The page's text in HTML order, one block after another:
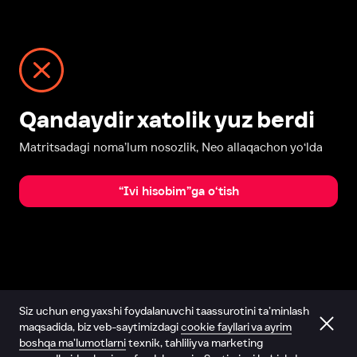
Qandaydir xatolik yuz berdi
Matritsadagi noma’lum nosozlik, Neo allaqachon yo‘lda
“Ivi hisobim”ga o‘tish
Siz uchun eng yaxshi foydalanuvchi taassurotini ta’minlash
maqsadida, biz veb-saytimizdagicookie fayllari va ayrim
boshqa ma’lumotlarnitexnik, tahliliy va marketing